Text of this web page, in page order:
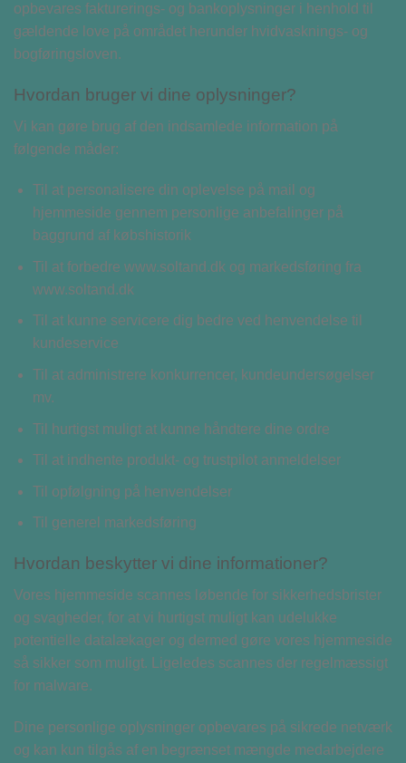
opbevares fakturerings- og bankoplysninger i henhold til
gældende love på området herunder hvidvasknings- og
bogføringsloven.
Hvordan bruger vi dine oplysninger?
Vi kan gøre brug af den indsamlede information på
følgende måder:
Til at personalisere din oplevelse på mail og
hjemmeside gennem personlige anbefalinger på
baggrund af købshistorik
Til at forbedre www.soltand.dk og markedsføring fra
www.soltand.dk
Til at kunne servicere dig bedre ved henvendelse til
kundeservice
Til at administrere konkurrencer, kundeundersøgelser
mv.
Til hurtigst muligt at kunne håndtere dine ordre
Til at indhente produkt- og trustpilot anmeldelser
Til opfølgning på henvendelser
Til generel markedsføring
Hvordan beskytter vi dine informationer?
Vores hjemmeside scannes løbende for sikkerhedsbrister
og svagheder, for at vi hurtigst muligt kan udelukke
potentielle datalækager og dermed gøre vores hjemmeside
så sikker som muligt. Ligeledes scannes der regelmæssigt
for malware.
Dine personlige oplysninger opbevares på sikrede netværk
og kan kun tilgås af en begrænset mængde medarbejdere